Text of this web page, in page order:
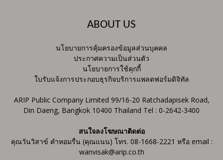
ABOUT US
นโยบายการคุ้มครองข้อมูลส่วนบุคคล
ประกาศความเป็นส่วนตัว
นโยบายการใช้คุกกี้
ใบรับแจ้งการประกอบธุรกิจบริการแพลตฟอร์มดิจิทัล
ARIP Public Company Limited 99/16-20 Ratchadapisek Road,
Din Daeng, Bangkok 10400 Thailand Tel : 0-2642-3400
สนใจลงโฆษณาติดต่อ
คุณวันวิสาข์ คำหอมรื่น (คุณแนน) โทร. 08-1668-2221 หรือ email :
wanvisak@arip.co.th